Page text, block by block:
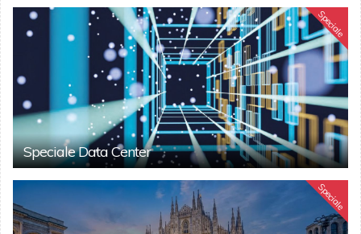
Speciale
Speciale Data Center
Speciale